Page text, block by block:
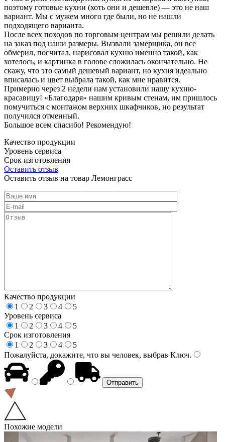
поэтому готовые кухни (хоть они и дешевле) — это не наш
вариант. Мы с мужем много где были, но не нашли
подходящего варианта.
После всех походов по торговым центрам мы решили делать
на заказ под наши размеры. Вызвали замерщика, он все
обмерил, посчитал, нарисовал кухню именно такой, как
хотелось, и картинка в голове сложилась окончательно. Не
скажу, что это самый дешевый вариант, но кухня идеально
вписалась и цвет выбрала такой, как мне нравится.
Примерно через 2 недели нам установили нашу кухню-
красавицу! «Благодаря» нашим кривым стенам, им пришлось
помучиться с монтажом верхних шкафчиков, но результат
получился отменный.
Большое всем спасибо! Рекомендую!
Качество продукции
Уровень сервиса
Срок изготовления
Оставить отзыв
Оставить отзыв на товар Лемонграсс
Качество продукции
1
2 3 4
5
Уровень сервиса
1
2 3 4
5
Срок изготовления
1
2 3 4
5
Пожалуйста, докажите, что вы человек, выбрав Ключ.
Похожие модели